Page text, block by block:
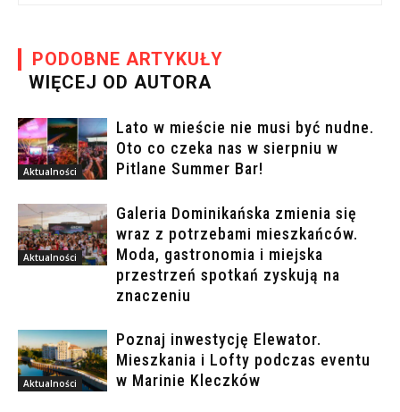
PODOBNE ARTYKUŁY
WIĘCEJ OD AUTORA
Aktualności
Lato w mieście nie musi być nudne.
Oto co czeka nas w sierpniu w
Pitlane Summer Bar!
Aktualności
Galeria Dominikańska zmienia się
wraz z potrzebami mieszkańców.
Moda, gastronomia i miejska
przestrzeń spotkań zyskują na
znaczeniu
Aktualności
Poznaj inwestycję Elewator.
Mieszkania i Lofty podczas eventu
w Marinie Kleczków